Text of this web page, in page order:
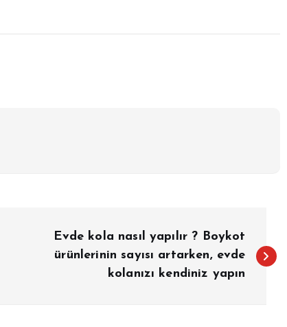
Evde kola nasıl yapılır ? Boykot
ürünlerinin sayısı artarken, evde
kolanızı kendiniz yapın